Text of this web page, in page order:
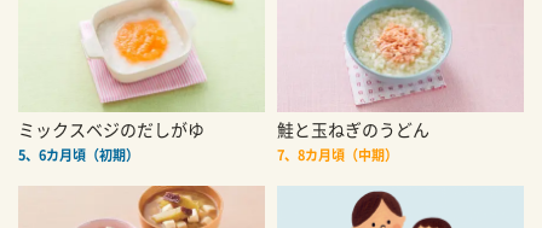
ミックスベジのだしがゆ
5、6カ月頃（初期）
鮭と玉ねぎのうどん
7、8カ月頃（中期）